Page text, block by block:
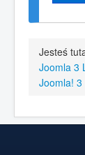
Jesteś
Joomla 3
Joomla! 3